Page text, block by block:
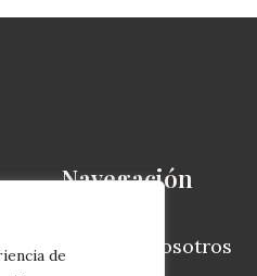
de
Navegación
Sobre Nosotros